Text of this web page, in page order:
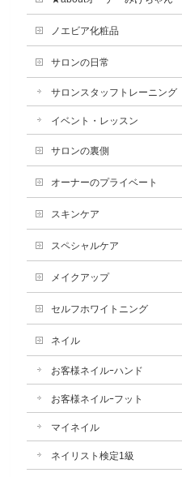
ノエビア化粧品
サロンの日常
サロンスタッフトレーニング
イベント・レッスン
サロンの裏側
オーナーのプライベート
スキンケア
スペシャルケア
メイクアップ
セルフホワイトニング
ネイル
お客様ネイルｰハンド
お客様ネイルｰフット
マイネイル
ネイリスト検定1級